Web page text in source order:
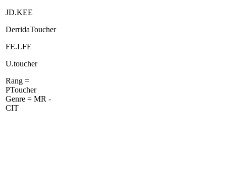
JD.KEE
DerridaToucher
FE.LFE
U.toucher
Rang =
PToucher
Genre = MR -
CIT